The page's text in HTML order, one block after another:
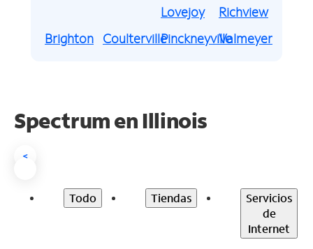
Brighton Coulterville
Lovejoy
Pinckneyville
Richview
Valmeyer
Spectrum en Illinois
<
Todo Tiendas
Servicios
de
Internet